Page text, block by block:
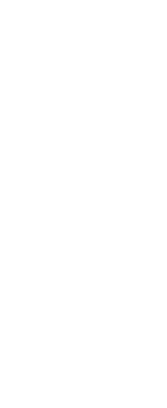
Tras la
la provincia,